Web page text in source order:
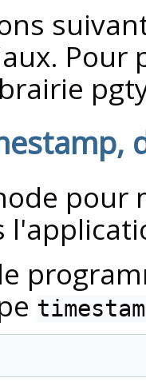
Pour
pour